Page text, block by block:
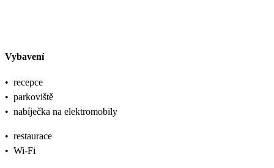
Vybavení
• recepce
• parkoviště
• nabíječka na elektromobily
• restaurace
• Wi-Fi